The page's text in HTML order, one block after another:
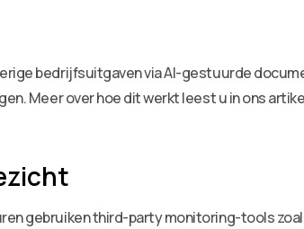
bedrijfsuitgaven via AI-gestuurde
Meer over hoe dit werkt leest u in ons
gebruiken third-party monitoring-tools